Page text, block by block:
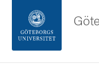
Sidfoten